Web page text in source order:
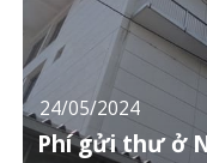
24/05/2024
Phí gửi thư ở